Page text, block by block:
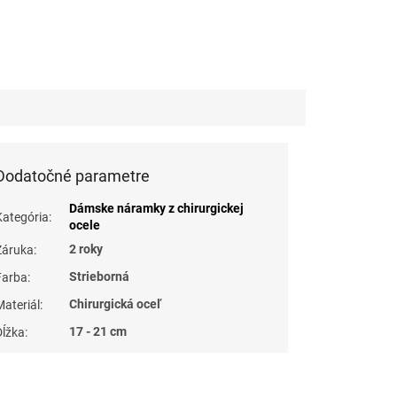
parametre
:
Dámske náramky z chirurgickej
ocele
:
2 roky
:
Strieborná
:
Chirurgická oceľ
: 17 - 21 cm